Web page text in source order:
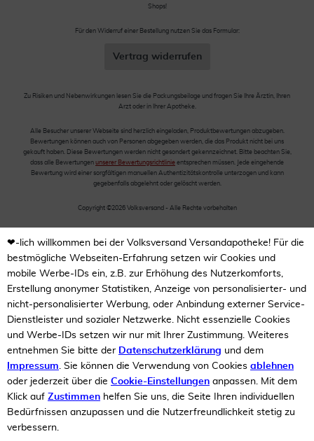
Shops!
Für den Widerruf einer Bestellung nutzen Sie das Formular:
Vertrag widerrufen
Zu Risiken und Nebenwirkungen lesen Sie die Packungsbeilage und fragen Sie Ihre Ärztin, Ihren
Arzt oder in Ihrer Apotheke.
Alle Besucher unserer Webseite sind herzlich eingeladen, Produktbewertungen abzugeben.
Bewertungen können auch von Personen abgegeben werden, die das Produkt nicht bei uns
gekauft haben. Diese Bewertungen werden nicht gesondert gekennzeichnet. Bitte beachten Sie,
dass alle Bewertungen unserer Bewertungsrichtlinie entsprechen müssen. Jede eingehende
Bewertung wird einer sorgfältigen manuellen Authentizitätskontrolle unterzogen und kann
gegebenfalls abgelehnt oder gelöscht werden.
Copyright ©2026 Volksversand - Alle Rechte vorbehalten
❤-lich willkommen bei der Volksversand Versandapotheke! Für die
bestmögliche Webseiten-Erfahrung setzen wir Cookies und
mobile Werbe-IDs ein, z.B. zur Erhöhung des Nutzerkomforts,
Erstellung anonymer Statistiken, Anzeige von personalisierter- und
nicht-personalisierter Werbung, oder Anbindung externer Service-
Dienstleister und sozialer Netzwerke. Nicht essenzielle Cookies
und Werbe-IDs setzen wir nur mit Ihrer Zustimmung. Weiteres
entnehmen Sie bitte der Datenschutzerklärung und dem
Impressum. Sie können die Verwendung von Cookies ablehnen
oder jederzeit über die Cookie-Einstellungen anpassen. Mit dem
Klick auf Zustimmen helfen Sie uns, die Seite Ihren individuellen
Bedürfnissen anzupassen und die Nutzerfreundlichkeit stetig zu
verbessern.